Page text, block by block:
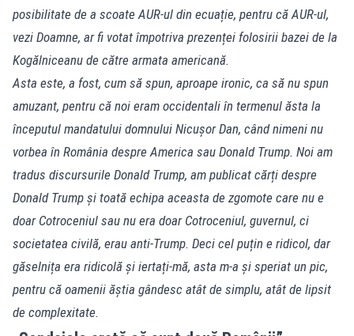
posibilitate de a scoate AUR-ul din ecuație, pentru că AUR-ul,
vezi Doamne, ar fi votat împotriva prezenței folosirii bazei de la
Kogălniceanu de către armata americană.
Asta este, a fost, cum să spun, aproape ironic, ca să nu spun
amuzant, pentru că noi eram occidentali în termenul ăsta la
începutul mandatului domnului Nicușor Dan, când nimeni nu
vorbea în România despre America sau Donald Trump. Noi am
tradus discursurile Donald Trump, am publicat cărți despre
Donald Trump și toată echipa aceasta de zgomote care nu e
doar Cotroceniul sau nu era doar Cotroceniul, guvernul, ci
societatea civilă, erau anti-Trump. Deci cel puțin e ridicol, dar
găselnița era ridicolă și iertați-mă, asta m-a și speriat un pic,
pentru că oamenii ăștia gândesc atât de simplu, atât de lipsit
de complexitate.